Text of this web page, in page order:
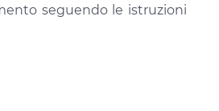
seguendo le istruzioni